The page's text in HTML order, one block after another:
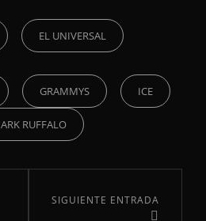
EL UNIVERSAL
GRAMMYS ICE
RUFFALO
Siguiente
SIGUIENTE ENTRADA